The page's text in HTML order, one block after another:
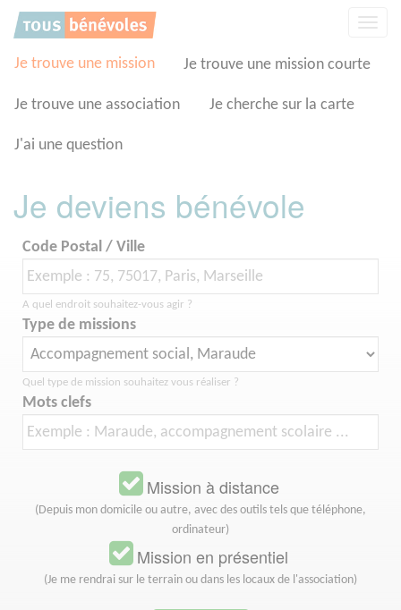
Je trouve une mission Je trouve une mission courte
Je trouve une association Je cherche sur la carte
J'ai une question
Je deviens bénévole
Code Postal / Ville
A quel endroit souhaitez-vous agir ?
Type de missions
Quel type de mission souhaitez vous réaliser ?
Mots clefs
Mission à distance
(Depuis mon domicile ou autre, avec des outils tels que téléphone,
ordinateur)
Mission en présentiel
(Je me rendrai sur le terrain ou dans les locaux de l'association)
Panneau de gestion des cookies